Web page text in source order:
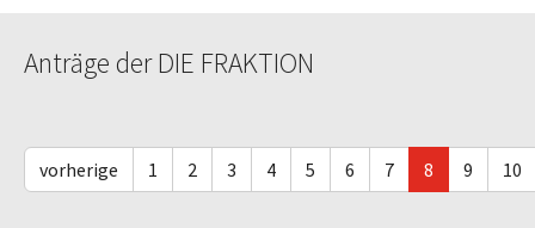
Anträge der DIE FRAKTION
vorherige 1 2 3 4 5 6 7 8 9 10